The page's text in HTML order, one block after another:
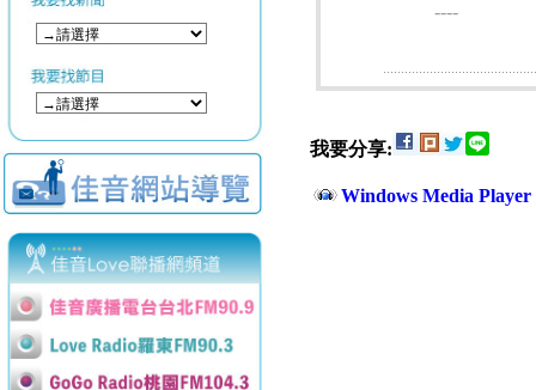
----
我要分享:
Windows Media